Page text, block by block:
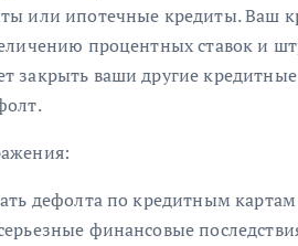
или ипотечные кредиты. Ваш
процентных ставок и
закрыть ваши другие
дефолта по кредитным
финансовые